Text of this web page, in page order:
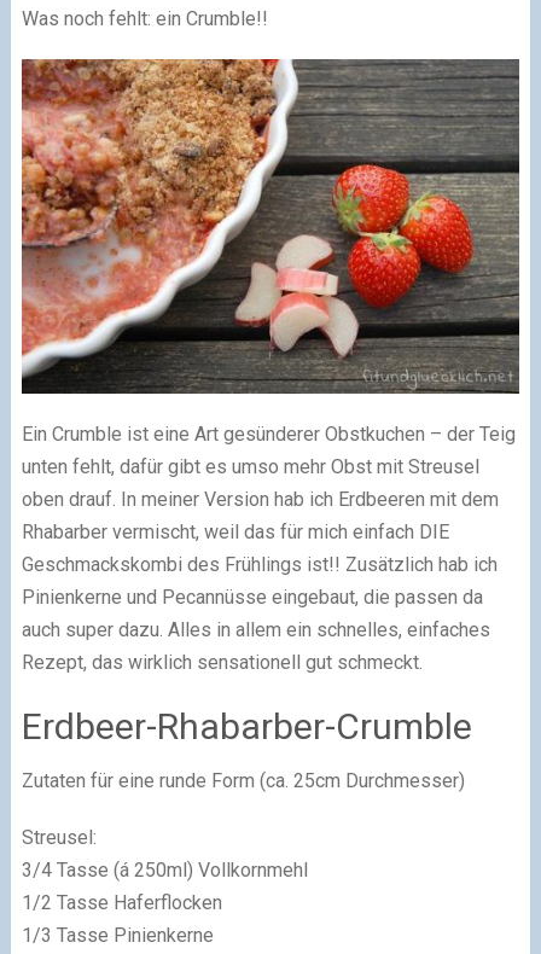
Was noch fehlt: ein Crumble!!
Ein Crumble ist eine Art gesünderer Obstkuchen – der Teig
unten fehlt, dafür gibt es umso mehr Obst mit Streusel
oben drauf. In meiner Version hab ich Erdbeeren mit dem
Rhabarber vermischt, weil das für mich einfach DIE
Geschmackskombi des Frühlings ist!! Zusätzlich hab ich
Pinienkerne und Pecannüsse eingebaut, die passen da
auch super dazu. Alles in allem ein schnelles, einfaches
Rezept, das wirklich sensationell gut schmeckt.
Erdbeer-Rhabarber-Crumble
Zutaten für eine runde Form (ca. 25cm Durchmesser)
Streusel:
3/4 Tasse (á 250ml) Vollkornmehl
1/2 Tasse Haferflocken
1/3 Tasse Pinienkerne